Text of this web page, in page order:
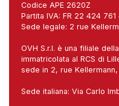
Codice APE 2620Z
Partita IVA: FR 22 424 761
Sede legale: 2 rue
OVH S.r.l. è una filiale
immatricolata al RCS di
sede in 2, rue Kellermann,
Sede italiana: Via Carlo